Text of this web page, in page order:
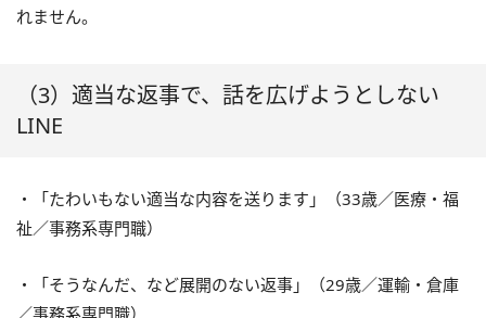
れません。
（3）適当な返事で、話を広げようとしない
LINE
・「たわいもない適当な内容を送ります」（33歳／医療・福
祉／事務系専門職）
・「そうなんだ、など展開のない返事」（29歳／運輸・倉庫